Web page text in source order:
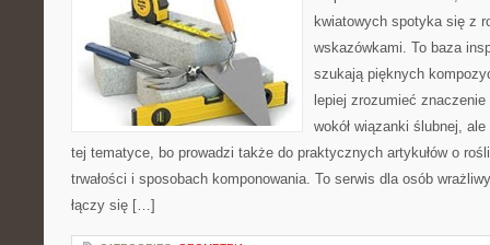
kwiatowych spotyka się z
wskazówkami. To baza
szukają pięknych
lepiej zrozumieć
wokół wiązanki ślubnej,
tej tematyce, bo prowadzi także do praktycznych artykułów o
trwałości i sposobach komponowania. To serwis dla osób
łączy się […]